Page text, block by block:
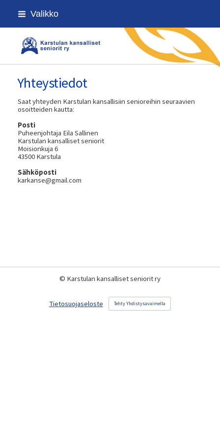
Siirry
sivun
Valikko
Karstulan kansalliset seniorit ry
Yhteystiedot
Saat yhteyden Karstulan kansallisiin senioreihin seuraavien
osoitteiden kautta:
Posti
Puheenjohtaja Eila Sallinen
Karstulan kansalliset seniorit
Moisionkuja 6
43500 Karstula
Sähköposti
karkanse@gmail.com
© Karstulan kansalliset seniorit ry
Tietosuojaseloste Tehty Yhdistysavaimella